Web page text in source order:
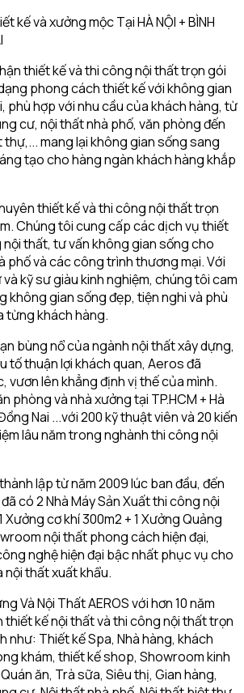
kế và xưởng mộc Tại HÀ NỘI + BÌNH
thiết kế và thi công nội thất trọn gói
phong cách thiết kế với không gian
phù hợp với nhu cầu của khách hàng, từ
cư, nội thất nhà phố, văn phòng đến
mang lại không gian sống sang
tạo cho hàng ngàn khách hàng khắp
thiết kế và thi công nội thất trọn
Chúng tôi cung cấp các dịch vụ thiết
thất, tư vấn không gian sống cho
phố và các công trình thương mại. Với
kỹ sư giàu kinh nghiệm, chúng tôi cam
không gian sống đẹp, tiện nghi và phù
từng khách hàng.
bùng nổ của ngành nội thất xây dựng,
tố thuận lợi khách quan, Aeros đã
vươn lên khẳng định vị thế của mình.
phòng và nhà xưởng tại TP.HCM + Hà
Nai ...với 200 kỹ thuật viên và 20 kiến
lâu năm trong nghành thi công nội
lập từ năm 2009 lúc ban đầu, đến
có 2 Nhà Máy Sản Xuất thi công nội
Xưởng cơ khí 300m2 + 1 Xưởng Quảng
nội thất phong cách hiện đại,
nghệ hiện đại bậc nhất phục vụ cho
thất xuất khẩu.
Và Nội Thất AEROS với hơn 10 năm
thiết kế nội thất và thi công nội thất trọn
như: Thiết kế Spa, Nhà hàng, khách
khám, thiết kế shop, Showroom kinh
ăn, Trà sữa, Siêu thị, Gian hàng,